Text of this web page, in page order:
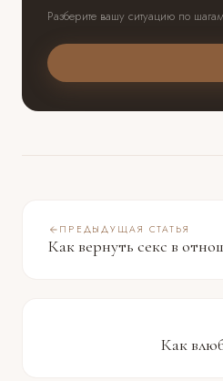
Разберите вашу ситуацию по
ПРЕДЫДУЩАЯ СТАТЬЯ
Как вернуть секс в
Как